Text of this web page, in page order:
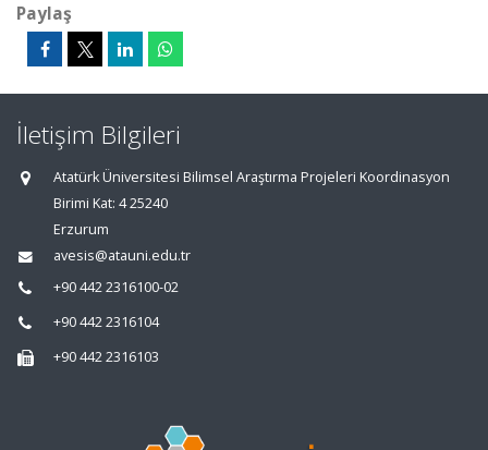
Paylaş
İletişim Bilgileri
Atatürk Üniversitesi Bilimsel Araştırma Projeleri Koordinasyon
Birimi Kat: 4 25240
Erzurum
avesis@atauni.edu.tr
+90 442 2316100-02
+90 442 2316104
+90 442 2316103